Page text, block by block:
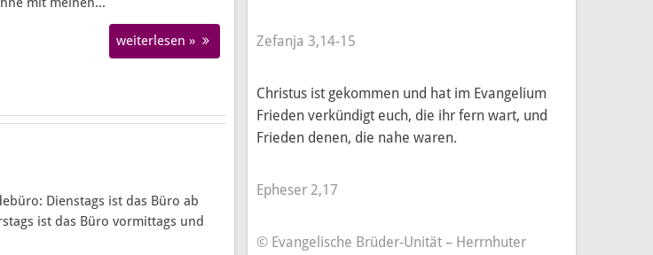
bestimmten Alters
Bauliche Maßnahmen
Orgel-Renovierung Orgelprojekt St. Georg
Pfeifenpatenschaften
Die Orgel in Hettenhausen – ein musikalisches Kleinod
Entstehung der Modellkirche
weiterlesen »
Dienstags ist das Büro ab
ist das Büro vormittags und
Zefanja 3,14-15
Christus ist gekommen und hat im Evangelium
Frieden verkündigt euch, die ihr fern wart, und
Frieden denen, die nahe waren.
Epheser 2,17
© Evangelische Brüder-Unität – Herrnhuter